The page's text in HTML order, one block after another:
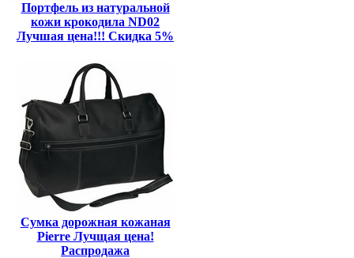
Портфель из натуральной
кожи крокодила ND02
Лучшая цена!!! Скидка 5%
Сумка дорожная кожаная
Pierre Лучщая цена!
Распродажа